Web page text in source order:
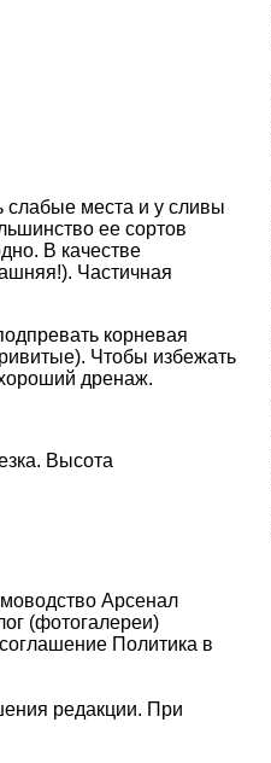
слабые места и у сливы
ее сортов
В качестве
Частичная
корневая
Чтобы избежать
дренаж.
Высота
Арсенал
(фотогалереи)
Политика в
редакции. При